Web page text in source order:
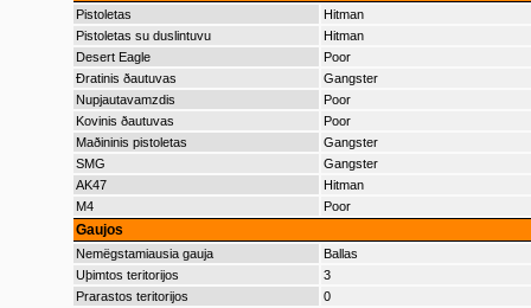
Pistoletas
Hitman
Pistoletas su duslintuvu
Hitman
Desert Eagle
Poor
Ðratinis ðautuvas
Gangster
Nupjautavamzdis
Poor
Kovinis ðautuvas
Poor
Maðininis pistoletas
Gangster
SMG
Gangster
AK47
Hitman
M4
Poor
Gaujos
Nemëgstamiausia gauja
Ballas
Uþimtos teritorijos
3
Prarastos teritorijos
0